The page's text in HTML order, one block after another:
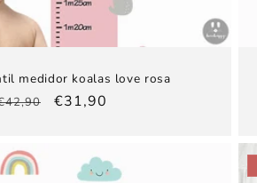
medidor koalas love rosa
Precio
€31,90